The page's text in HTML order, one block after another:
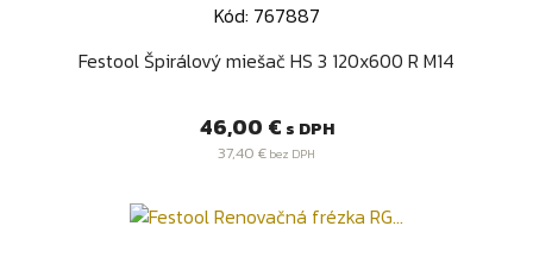
Kód: 767887
Festool Špirálový miešač HS 3 120x600 R M14
Cena
46,00 € s DPH
37,40 € bez DPH